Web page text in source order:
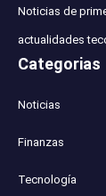
Noticias de
actualidades
Categorias
Noticias
Finanzas
Tecnología